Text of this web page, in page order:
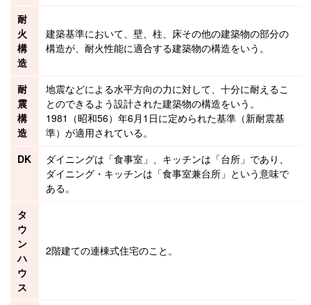
耐
火
構
造
建築基準において、壁、柱、床その他の建築物の部分の
構造が、耐火性能に適合する建築物の構造をいう。
耐
震
構
造
地震などによる水平方向の力に対して、十分に耐えるこ
とのできるよう設計された建築物の構造をいう。
1981（昭和56）年6月1日に定められた基準（新耐震基
準）が適用されている。
DK
ダイニングは「食事室」、キッチンは「台所」であり、
ダイニング・キッチンは「食事室兼台所」という意味で
ある。
タ
ウ
ン
ハ
ウ
ス
2階建ての連棟式住宅のこと。